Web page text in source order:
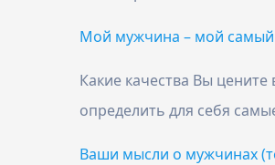
Мой мужчина – мой самый
Какие качества Вы
определить для себя
Ваши мысли о мужчинах